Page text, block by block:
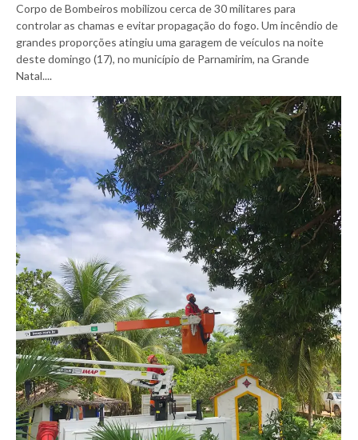
Corpo de Bombeiros mobilizou cerca de 30 militares para
controlar as chamas e evitar propagação do fogo. Um incêndio de
grandes proporções atingiu uma garagem de veículos na noite
deste domingo (17), no município de Parnamirim, na Grande
Natal....